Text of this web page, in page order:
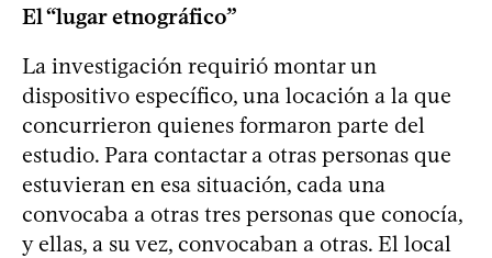
El “lugar etnográfico”
La investigación requirió montar un
dispositivo específico, una locación a la que
concurrieron quienes formaron parte del
estudio. Para contactar a otras personas que
estuvieran en esa situación, cada una
convocaba a otras tres personas que conocía,
y ellas, a su vez, convocaban a otras. El local